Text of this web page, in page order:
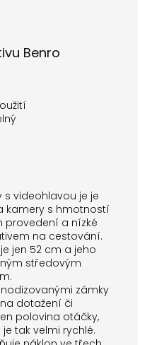
Benro
videohlavou je je
kamery s hmotností
provedení a nízké
na cestování.
jen 52 cm a jeho
středovým
zámky
dotažení či
polovina otáčky,
tak velmi rychlé.